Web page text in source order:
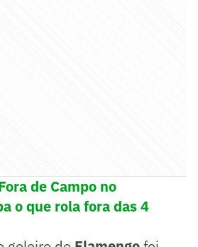
de Campo no
o que rola fora das 4